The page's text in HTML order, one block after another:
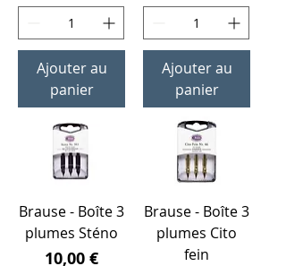
Ajouter au
panier
Ajouter au
panier
Brause - Boîte 3
plumes Sténo
Prix
10,00 €
Brause - Boîte 3
plumes Cito
fein